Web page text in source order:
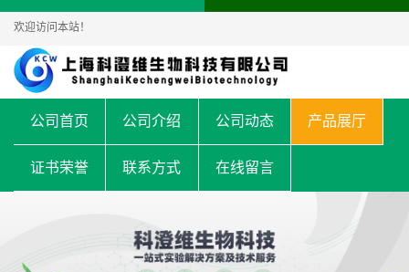
欢迎访问本站！
公司首页 公司介绍 公司动态 产品展厅
证书荣誉 联系方式 在线留言